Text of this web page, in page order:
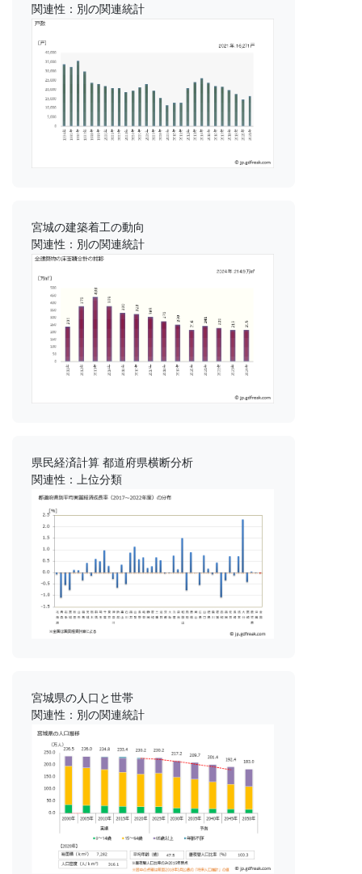
関連性：別の関連統計
宮城の建築着工の動向
関連性：別の関連統計
県民経済計算 都道府県横断分析
関連性：上位分類
宮城県の人口と世帯
関連性：別の関連統計